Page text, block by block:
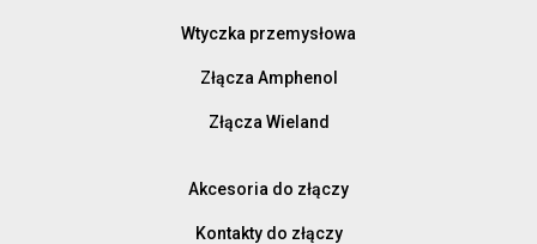
Wtyczka przemysłowa
Złącza Amphenol
Złącza Wieland
Akcesoria do złączy
Kontakty do złączy